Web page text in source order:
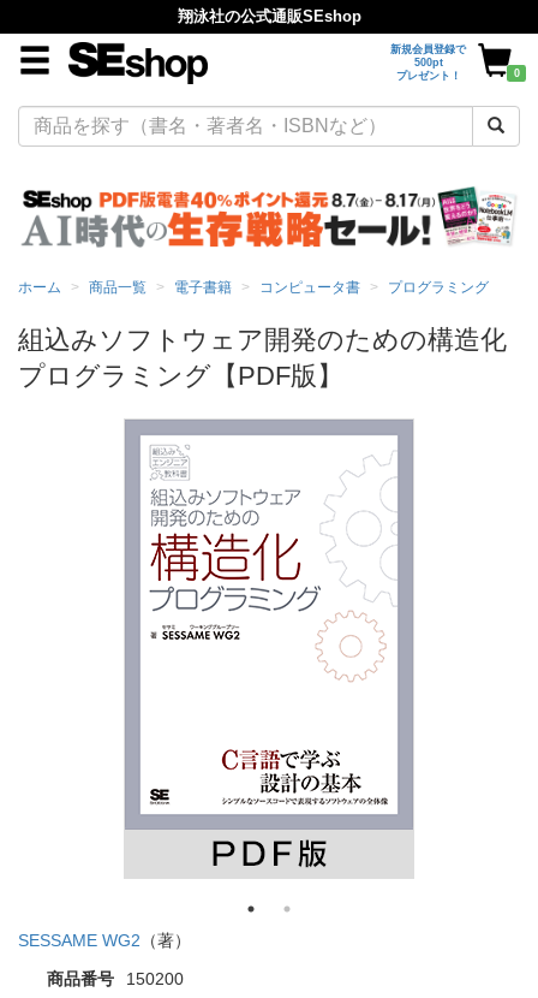
翔泳社の公式通販SEshop
新規会員登録で
500pt
プレゼント！
0
ホーム 商品一覧 電子書籍 コンピュータ書 プログラミング
組込みソフトウェア開発のための構造化
プログラミング【PDF版】
SESSAME WG2 （著）
商品番号
150200